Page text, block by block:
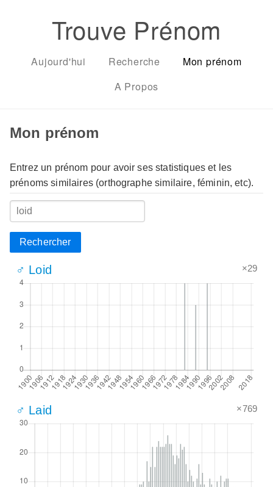
Trouve Prénom
Aujourd'hui Recherche
Mon prénom
A Propos
Mon prénom
Entrez un prénom pour avoir ses statistiques et les
prénoms similaires (orthographe similaire, féminin, etc).
Rechercher
♂ Loid ×29
♂ Laid ×769